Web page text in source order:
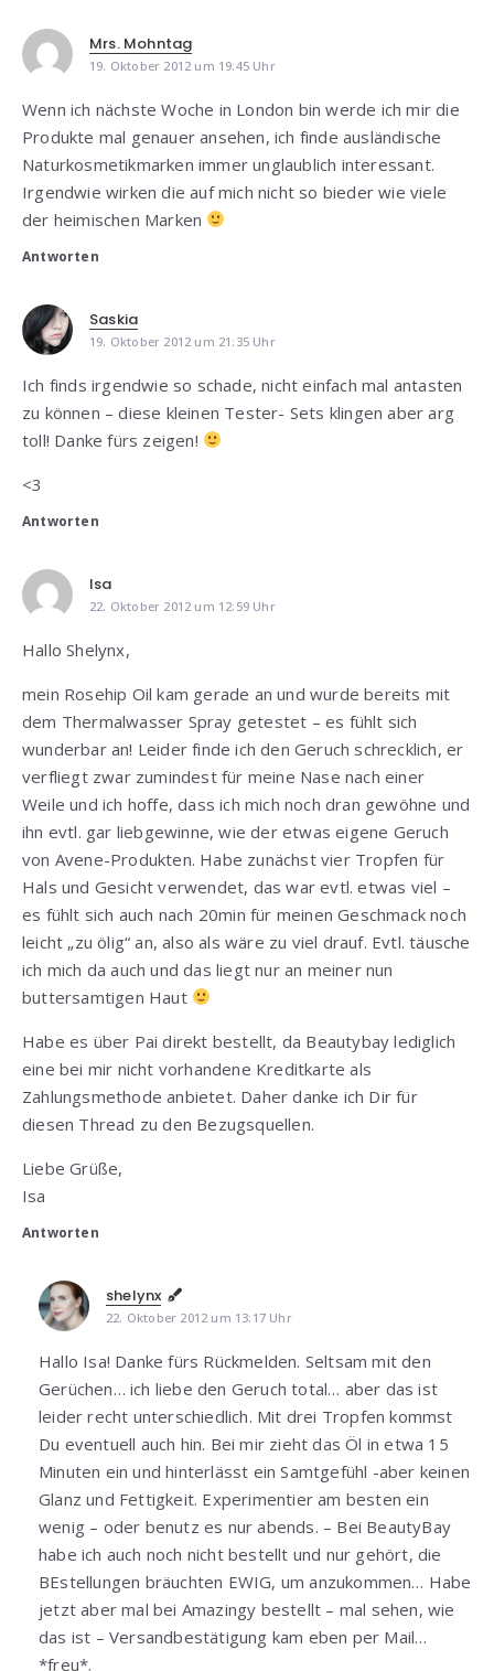
Mrs. Mohntag
19. Oktober 2012 um 19:45 Uhr
Wenn ich nächste Woche in London bin werde ich mir die
Produkte mal genauer ansehen, ich finde ausländische
Naturkosmetikmarken immer unglaublich interessant.
Irgendwie wirken die auf mich nicht so bieder wie viele
der heimischen Marken
Antworten
Saskia
19. Oktober 2012 um 21:35 Uhr
Ich finds irgendwie so schade, nicht einfach mal antasten
zu können – diese kleinen Tester- Sets klingen aber arg
toll! Danke fürs zeigen!
<3
Antworten
Isa
22. Oktober 2012 um 12:59 Uhr
Hallo Shelynx,
mein Rosehip Oil kam gerade an und wurde bereits mit
dem Thermalwasser Spray getestet – es fühlt sich
wunderbar an! Leider finde ich den Geruch schrecklich, er
verfliegt zwar zumindest für meine Nase nach einer
Weile und ich hoffe, dass ich mich noch dran gewöhne und
ihn evtl. gar liebgewinne, wie der etwas eigene Geruch
von Avene-Produkten. Habe zunächst vier Tropfen für
Hals und Gesicht verwendet, das war evtl. etwas viel –
es fühlt sich auch nach 20min für meinen Geschmack noch
leicht „zu ölig“ an, also als wäre zu viel drauf. Evtl. täusche
ich mich da auch und das liegt nur an meiner nun
buttersamtigen Haut
Habe es über Pai direkt bestellt, da Beautybay lediglich
eine bei mir nicht vorhandene Kreditkarte als
Zahlungsmethode anbietet. Daher danke ich Dir für
diesen Thread zu den Bezugsquellen.
Liebe Grüße,
Isa
Antworten
shelynx
22. Oktober 2012 um 13:17 Uhr
Hallo Isa! Danke fürs Rückmelden. Seltsam mit den
Gerüchen… ich liebe den Geruch total… aber das ist
leider recht unterschiedlich. Mit drei Tropfen kommst
Du eventuell auch hin. Bei mir zieht das Öl in etwa 15
Minuten ein und hinterlässt ein Samtgefühl -aber keinen
Glanz und Fettigkeit. Experimentier am besten ein
wenig – oder benutz es nur abends. – Bei BeautyBay
habe ich auch noch nicht bestellt und nur gehört, die
BEstellungen bräuchten EWIG, um anzukommen… Habe
jetzt aber mal bei Amazingy bestellt – mal sehen, wie
das ist – Versandbestätigung kam eben per Mail…
*freu*.